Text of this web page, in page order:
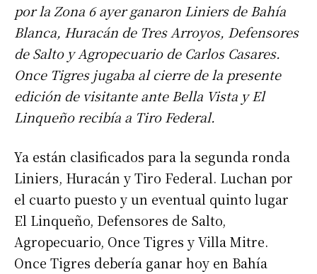
por la Zona 6 ayer ganaron Liniers de Bahía
Blanca, Huracán de Tres Arroyos, Defensores
de Salto y Agropecuario de Carlos Casares.
Once Tigres jugaba al cierre de la presente
edición de visitante ante Bella Vista y El
Linqueño recibía a Tiro Federal.
Ya están clasificados para la segunda ronda
Liniers, Huracán y Tiro Federal. Luchan por
el cuarto puesto y un eventual quinto lugar
El Linqueño, Defensores de Salto,
Agropecuario, Once Tigres y Villa Mitre.
Once Tigres debería ganar hoy en Bahía